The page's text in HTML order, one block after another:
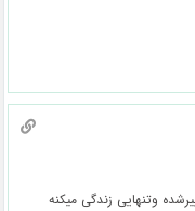
وتنهایی زندگی میکنه